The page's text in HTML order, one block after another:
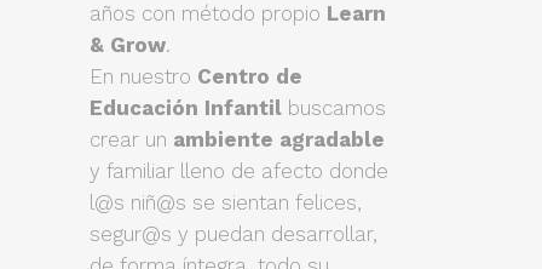
años con método propio Learn
& Grow.
En nuestro Centro de
Educación Infantil buscamos
crear un ambiente agradable
y familiar lleno de afecto donde
l@s niñ@s se sientan felices,
segur@s y puedan desarrollar,